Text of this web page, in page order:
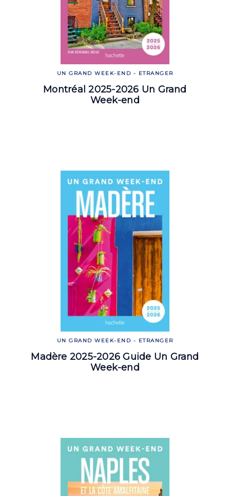
UN GRAND WEEK-END - ETRANGER
Montréal 2025-2026 Un Grand
Week-end
UN GRAND WEEK-END - ETRANGER
Madère 2025-2026 Guide Un Grand
Week-end